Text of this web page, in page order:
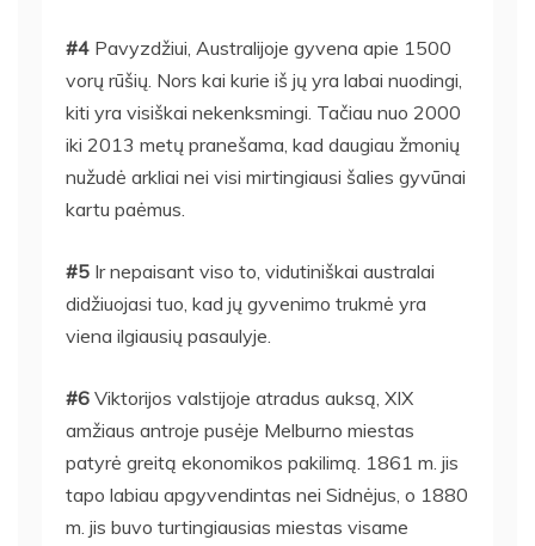
#4 Pavyzdžiui, Australijoje gyvena apie 1500
vorų rūšių. Nors kai kurie iš jų yra labai nuodingi,
kiti yra visiškai nekenksmingi. Tačiau nuo 2000
iki 2013 metų pranešama, kad daugiau žmonių
nužudė arkliai nei visi mirtingiausi šalies gyvūnai
kartu paėmus.
#5 Ir nepaisant viso to, vidutiniškai australai
didžiuojasi tuo, kad jų gyvenimo trukmė yra
viena ilgiausių pasaulyje.
#6 Viktorijos valstijoje atradus auksą, XIX
amžiaus antroje pusėje Melburno miestas
patyrė greitą ekonomikos pakilimą. 1861 m. jis
tapo labiau apgyvendintas nei Sidnėjus, o 1880
m. jis buvo turtingiausias miestas visame